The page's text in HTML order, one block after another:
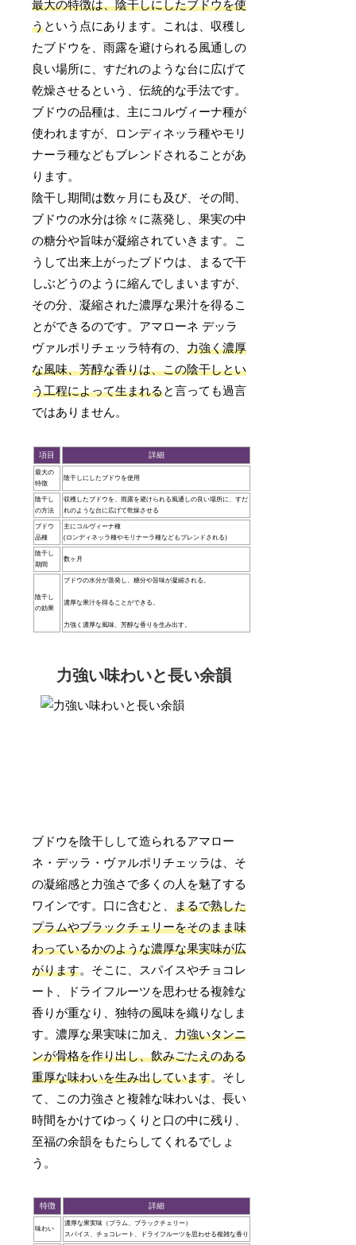
最大の特徴は、陰干しにしたブドウを使
うという点にあります。これは、収穫し
たブドウを、雨露を避けられる風通しの
良い場所に、すだれのような台に広げて
乾燥させるという、伝統的な手法です。
ブドウの品種は、主にコルヴィーナ種が
使われますが、ロンディネッラ種やモリ
ナーラ種などもブレンドされることがあ
ります。
陰干し期間は数ヶ月にも及び、その間、
ブドウの水分は徐々に蒸発し、果実の中
の糖分や旨味が凝縮されていきます。こ
うして出来上がったブドウは、まるで干
しぶどうのように縮んでしまいますが、
その分、凝縮された濃厚な果汁を得るこ
とができるのです。アマローネ デッラ
ヴァルポリチェッラ特有の、力強く濃厚
な風味、芳醇な香りは、この陰干しとい
う工程によって生まれると言っても過言
ではありません。
項目 詳細
最大の
特徴
陰干しにしたブドウを使用
陰干し
の方法
収穫したブドウを、雨露を避けられる風通しの良い場所に、すだ
れのような台に広げて乾燥させる
ブドウ
品種
主にコルヴィーナ種
(ロンディネッラ種やモリナーラ種などもブレンドされる)
陰干し
期間
数ヶ月
陰干し
の効果
ブドウの水分が蒸発し、糖分や旨味が凝縮される。
濃厚な果汁を得ることができる。
力強く濃厚な風味、芳醇な香りを生み出す。
力強い味わいと長い余韻
ブドウを陰干しして造られるアマロー
ネ・デッラ・ヴァルポリチェッラは、そ
の凝縮感と力強さで多くの人を魅了する
ワインです。口に含むと、まるで熟した
プラムやブラックチェリーをそのまま味
わっているかのような濃厚な果実味が広
がります。そこに、スパイスやチョコレ
ート、ドライフルーツを思わせる複雑な
香りが重なり、独特の風味を織りなしま
す。濃厚な果実味に加え、力強いタンニ
ンが骨格を作り出し、飲みごたえのある
重厚な味わいを生み出しています。そし
て、この力強さと複雑な味わいは、長い
時間をかけてゆっくりと口の中に残り、
至福の余韻をもたらしてくれるでしょ
う。
特徴 詳細
味わい
濃厚な果実味（プラム、ブラックチェリー）
スパイス、チョコレート、ドライフルーツを思わせる複雑な香り